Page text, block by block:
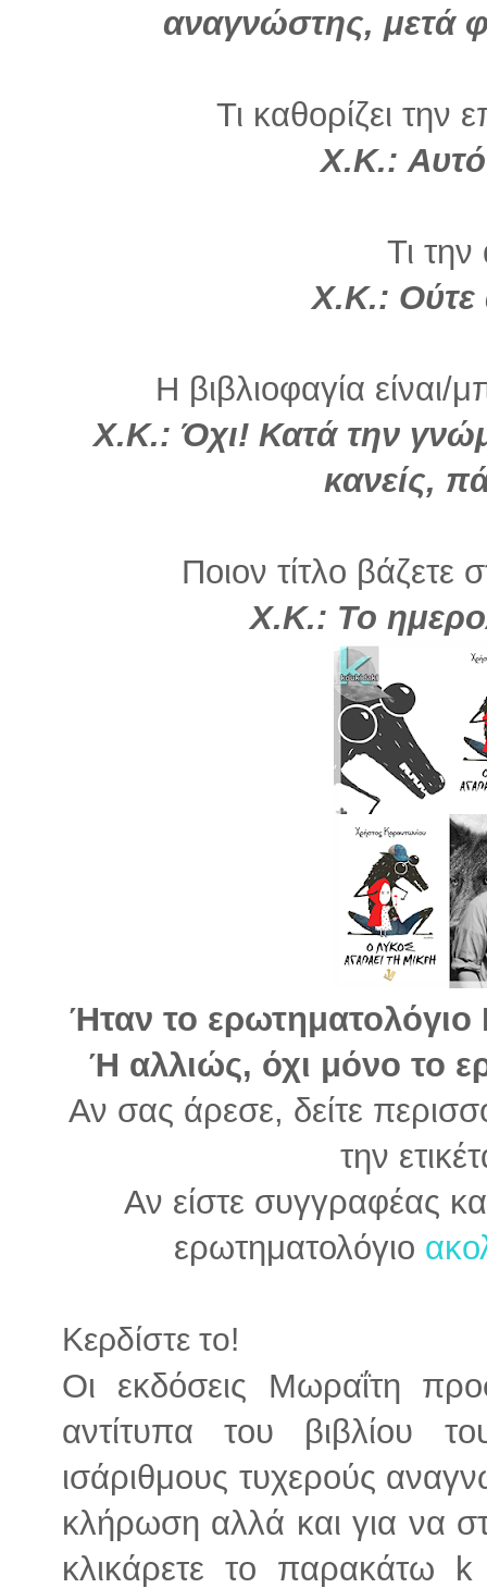
αναγνώστης, μετά
Τι καθορίζει την
Χ.Κ.:
Τι
Χ.Κ.: Ούτε
Η βιβλιοφαγία είναι/
Χ.Κ.: Όχι! Κατά την
κανείς,
Ποιον τίτλο βάζετε
Χ.Κ.: Το
Ήταν το ερωτηματολόγιο
Ή αλλιώς, όχι μόνο το
Αν σας άρεσε, δείτε
την
Αν είστε συγγραφέας
ερωτηματολόγιο
Κερδίστε το!
Οι εκδόσεις Μωραΐτη
αντίτυπα του βιβλίου
ισάριθμους τυχερούς
κλήρωση αλλά και για να
κλικάρετε το παρακάτω